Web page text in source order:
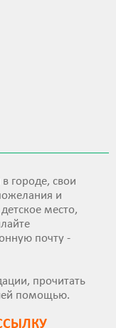
городе, свои
и
место,
почту -
прочитать
помощью.